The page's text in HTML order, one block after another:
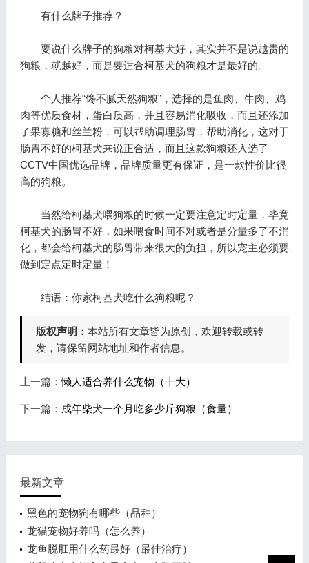
有什么牌子推荐？
要说什么牌子的狗粮对柯基犬好，其实并不是说越贵的
狗粮，就越好，而是要适合柯基犬的狗粮才是最好的。
个人推荐“馋不腻天然狗粮”，选择的是鱼肉、牛肉、鸡
肉等优质食材，蛋白质高，并且容易消化吸收，而且还添加
了果寡糖和丝兰粉，可以帮助调理肠胃，帮助消化，这对于
肠胃不好的柯基犬来说正合适，而且这款狗粮还入选了
CCTV中国优选品牌，品牌质量更有保证，是一款性价比很
高的狗粮。
当然给柯基犬喂狗粮的时候一定要注意定时定量，毕竟
柯基犬的肠胃不好，如果喂食时间不对或者是分量多了不消
化，都会给柯基犬的肠胃带来很大的负担，所以宠主必须要
做到定点定时定量！
结语：你家柯基犬吃什么狗粮呢？
版权声明： 本站所有文章皆为原创，欢迎转载或转
发，请保留网站地址和作者信息。
上一篇：懒人适合养什么宠物（十大）
下一篇： 成年柴犬一个月吃多少斤狗粮（食量）
最新文章
黑色的宠物狗有哪些（品种）
龙猫宠物好养吗（怎么养）
龙鱼脱肛用什么药最好（最佳治疗）